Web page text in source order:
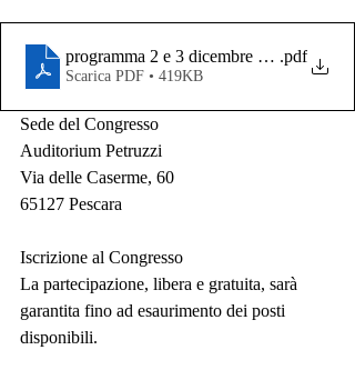
programma 2 e 3 dicembre 2022.pdf
Scarica PDF • 419KB
Sede del Congresso
Auditorium Petruzzi
Via delle Caserme, 60
65127 Pescara
Iscrizione al Congresso
La partecipazione, libera e gratuita, sarà
garantita fino ad esaurimento dei posti
disponibili.